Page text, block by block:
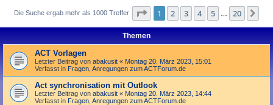
Die Suche ergab mehr als 1000 Treffer Seite 1von 20
1 2 3 4 5 20
Themen
ACT Vorlagen
Letzter Beitrag von abakusit « Montag 20. März 2023, 15:01
Verfasst in Fragen, Anregungen zum ACTForum.de
Act synchronisation mit Outlook
Letzter Beitrag von abakusit « Montag 20. März 2023, 14:44
Verfasst in Fragen, Anregungen zum ACTForum.de